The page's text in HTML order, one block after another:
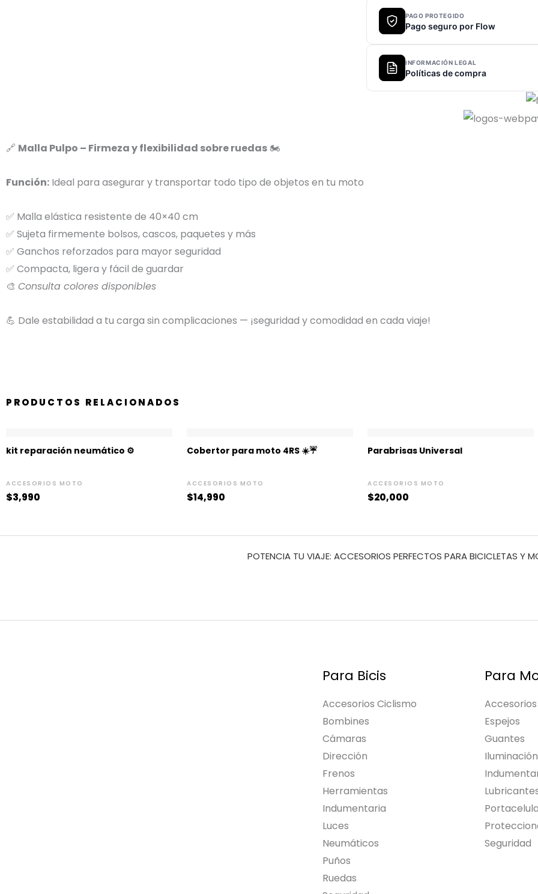
PAGO PROTEGIDO
Pago seguro por Flow
INFORMACIÓN LEGAL
Políticas de compra
🔗 Malla Pulpo – Firmeza y flexibilidad sobre ruedas 🏍️
Función: Ideal para asegurar y transportar todo tipo de objetos en tu moto
✅ Malla elástica resistente de 40×40 cm
✅ Sujeta firmemente bolsos, cascos, paquetes y más
✅ Ganchos reforzados para mayor seguridad
✅ Compacta, ligera y fácil de guardar
🎨 Consulta colores disponibles
💪 Dale estabilidad a tu carga sin complicaciones — ¡seguridad y comodidad en cada viaje!
PRODUCTOS RELACIONADOS
kit reparación neumático ⚙️
ACCESORIOS MOTO
$3,990
Cobertor para moto 4RS ☀️☔
ACCESORIOS MOTO
$14,990
Parabrisas Universal
ACCESORIOS MOTO
$20,000
POTENCIA TU VIAJE: ACCESORIOS PERFECTOS PARA BICICLETAS Y
Para Bicis
Accesorios Ciclismo
Bombines
Cámaras
Dirección
Frenos
Herramientas
Indumentaria
Luces
Neumáticos
Puños
Ruedas
Para
Espejos
Guantes
Iluminación
Seguridad